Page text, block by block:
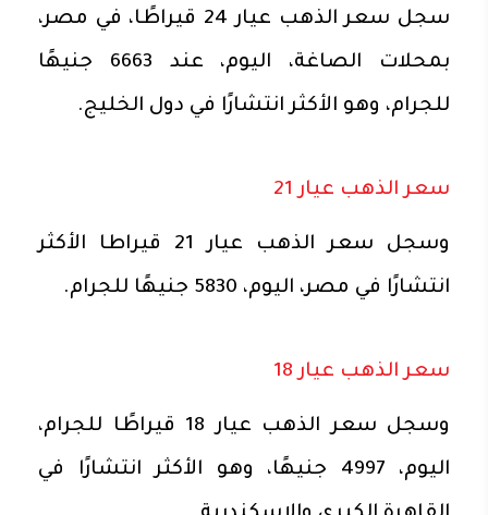
سجل سعر الذهب عيار 24 قيراطًا، في مصر،
بمحلات الصاغة، اليوم، عند 6663 جنيهًا
للجرام، وهو الأكثر انتشارًا في دول الخليج.
سعر الذهب عيار 21
وسجل سعر الذهب عيار 21 قيراطا الأكثر
انتشارًا في مصر، اليوم، 5830 جنيهًا للجرام.
سعر الذهب عيار 18
وسجل سعر الذهب عيار 18 قيراطًا للجرام،
اليوم، 4997 جنيهًا، وهو الأكثر انتشارًا في